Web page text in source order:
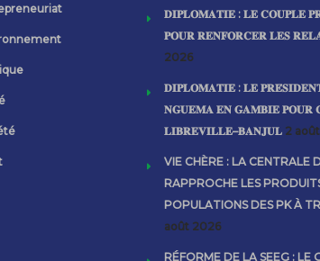
𝐃𝐈𝐏𝐋𝐎𝐌𝐀𝐓𝐈𝐄 : 𝐋𝐄 𝐂𝐎𝐔𝐏𝐋𝐄
𝐏𝐎𝐔𝐑 𝐑𝐄𝐍𝐅𝐎𝐑𝐂𝐄𝐑 𝐋𝐄𝐒
2026
𝐃𝐈𝐏𝐋𝐎𝐌𝐀𝐓𝐈𝐄 : 𝐋𝐄
𝐍𝐆𝐔𝐄𝐌𝐀 𝐄𝐍 𝐆𝐀𝐌𝐁𝐈𝐄 𝐏𝐎𝐔𝐑
𝐋𝐈𝐁𝐑𝐄𝐕𝐈𝐋𝐋𝐄–𝐁𝐀𝐍𝐉𝐔𝐋 2
VIE CHÈRE : LA CENTRALE
RAPPROCHE LES
POPULATIONS DES PK À
août 2026
RÉFORME DE LA SEEG : LE